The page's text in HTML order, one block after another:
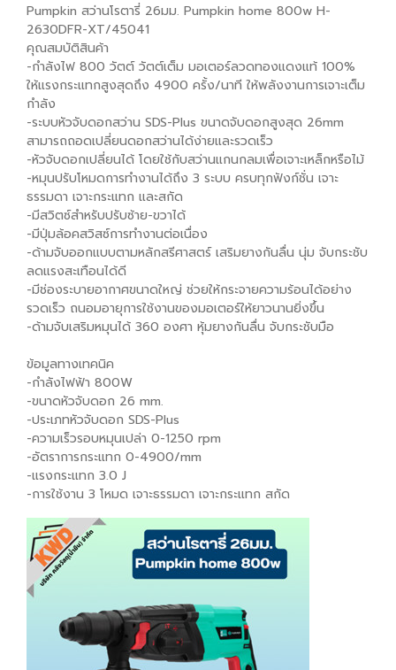
Pumpkin สว่านโรตารี่ 26มม. Pumpkin home 800w H-
2630DFR-XT/45041
คุณสมบัติสินค้า
-กำลังไฟ 800 วัตต์ วัตต์เต็ม มอเตอร์ลวดทองแดงแท้ 100%
ให้แรงกระแทกสูงสุดถึง 4900 ครั้ง/นาที ให้พลังงานการเจาะเต็ม
กำลัง
-ระบบหัวจับดอกสว่าน SDS-Plus ขนาดจับดอกสูงสุด 26mm
สามารถถอดเปลี่ยนดอกสว่านได้ง่ายและรวดเร็ว
-หัวจับดอกเปลี่ยนได้ โดยใช้กับสว่านแกนกลมเพื่อเจาะเหล็กหรือไม้
-หมุนปรับโหมดการทำงานได้ถึง 3 ระบบ ครบทุกฟังก์ชั่น เจาะ
ธรรมดา เจาะกระแทก และสกัด
-มีสวิตซ์สำหรับปรับซ้าย-ขวาได้
-มีปุ่มล้อคสวิสซ์การทำงานต่อเนื่อง
-ด้ามจับออกแบบตามหลักสรีศาสตร์ เสริมยางกันลื่น นุ่ม จับกระชับ
ลดแรงสะเทือนได้ดี
-มีช่องระบายอากาศขนาดใหญ่ ช่วยให้กระจายความร้อนได้อย่าง
รวดเร็ว ถนอมอายุการใช้งานของมอเตอร์ให้ยาวนานยิ่งขึ้น
-ด้ามจับเสริมหมุนได้ 360 องศา หุ้มยางกันลื่น จับกระชับมือ
ข้อมูลทางเทคนิค
-กำลังไฟฟ้า 800W
-ขนาดหัวจับดอก 26 mm.
-ประเภทหัวจับดอก SDS-Plus
-ความเร็วรอบหมุนเปล่า 0-1250 rpm
-อัตราการกระแทก 0-4900/mm
-แรงกระแทก 3.0 J
-การใช้งาน 3 โหมด เจาะธรรมดา เจาะกระแทก สกัด